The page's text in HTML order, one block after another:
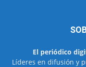
El periódico
Líderes en difusión y